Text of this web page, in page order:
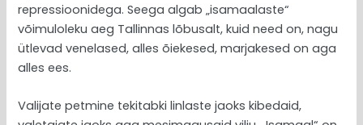
repressioonidega. Seega algab „isamaalaste“
võimuloleku aeg Tallinnas lõbusalt, kuid need on, nagu
ütlevad venelased, alles õiekesed, marjakesed on aga
alles ees.
Valijate petmine tekitabki linlaste jaoks kibedaid,